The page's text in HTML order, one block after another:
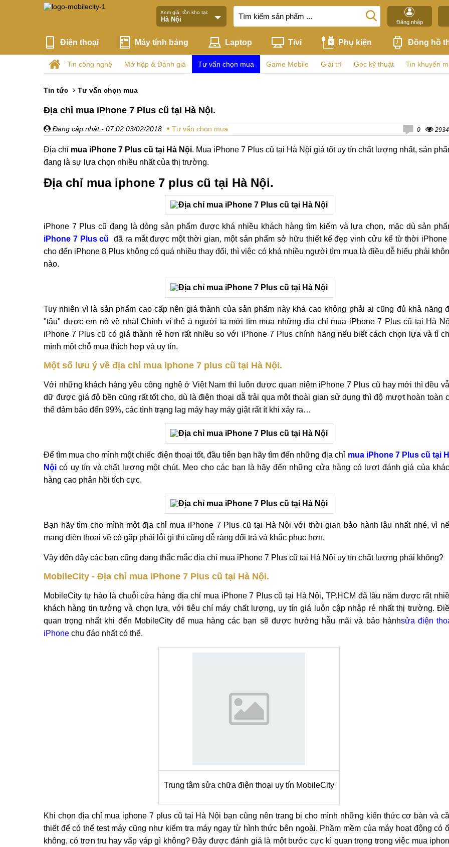
Xem giá, tồn kho tại:
Đăng nhập
Điện thoại Máy tính bảng Laptop Tivi Phụ kiện Đồng hồ
Tin công nghệ Mở hộp & Đánh giá Tư vấn chọn mua Game Mobile Giải trí Góc kỹ thuật Tin khuyến
Tin tức Tư vấn chọn mua
Địa chỉ mua iPhone 7 Plus cũ tại Hà Nội.
Đang cập nhật - 07:02 03/02/2018 Tư vấn chọn mua 0 2934
Địa chỉ mua iPhone 7 Plus cũ tại Hà Nội. Mua iPhone 7 Plus cũ tại Hà Nội giá tốt uy tín chất lượng nhất, sản
đang là sự lựa chọn nhiều nhất của thị trường.
Địa chỉ mua iphone 7 plus cũ tại Hà Nội.
iPhone 7 Plus cũ đang là dòng sản phẩm được khá nhiều khách hàng tìm kiếm và lựa chọn, mặc dù sản
iPhone 7 Plus cũ
đã ra mắt được một thời gian, một sản phẩm sở hữu thiết kế đẹp vinh cửu kể từ thời iPhone
cho đến iPhone 8 Plus không có quá nhiều thay đổi, thì việc có khá nhiều người tìm mua là điều dễ hiểu phải
nào.
Tuy nhiên vì là sản phẩm cao cấp nên giá thành của sản phẩm này khá cao không phải ai cũng đủ khả năng
"tậu" được em nó về nhà! Chính vì thế à người ta mới tìm mua những địa chỉ mua iPhone 7 Plus cũ tại Hà
iPhone 7 Plus cũ có giá thành rẻ hơn rất nhiều so với iPhone 7 Plus chính hãng nếu biết cách chọn lựa và tì
mình một chỗ mua thích hợp và uy tín.
Một số lưu ý về địa chỉ mua iphone 7 plus cũ tại Hà Nội.
Với những khách hàng yêu công nghệ ở Việt Nam thì luôn được quan niệm iPhone 7 Plus cũ hay mới thì đều
dữ được giá độ bền cũng rất tốt cho, dù là điện thoại dẫ trải qua một thoài gian sử dụng thì độ mượt hoàn toàn
thể đảm bảo đến 99%, các tình trạng lag máy hay máy giật rất ít khi xảy ra…
Để tìm mua cho mình một chiếc điện thoại tốt, đầu tiên bạn hãy tìm đến những địa chỉ mua iPhone 7 Plus cũ tại
Nội có uy tín và chất lượng một chút. Mẹo cho các bạn là hãy đến những cửa hàng có lượt đánh giá của
hàng cao phản hồi tích cực.
Bạn hãy tìm cho mình một địa chỉ mua iPhone 7 Plus cũ tại Hà Nội với thời gian bảo hành lâu nhất nhé, vì
mang điện thoại về có gặp phải lỗi gì thì cũng dễ ràng đổi trả và khắc phục hơn.
Vậy đến đây các bạn cũng đang thắc mắc địa chỉ mua iPhone 7 Plus cũ tại Hà Nội uy tín chất lượng phải không?
MobileCity - Địa chỉ mua iPhone 7 Plus cũ tại Hà Nội.
MobileCity tự hào là chuỗi cửa hàng địa chỉ mua iPhone 7 Plus cũ tại Hà Nội, TP.HCM đã lâu năm được rất
khách hàng tin tưởng và chọn lựa, với tiêu chí máy chất lượng, uy tín giá luôn cập nhập rẻ nhất thị trường.
quan trọng nhất khi đến MobileCity để mua hàng các bạn sẽ được hưởng hẫu mãi và bảo hànhsửa điện
iPhone chu đáo nhất có thể.
Trung tâm sửa chữa điện thoại uy tín MobileCity
Khi chọn địa chỉ mua iphone 7 plus cũ tại Hà Nội bạn cũng nên trang bị cho mình những kiến thức cơ bàn và
thiết để có thể test máy cũng như kiểm tra máy ngay từ hình thức bên ngoài. Phầm mềm của máy hoạt động có
không, có trơn tru hay vấp váp gì không? Đây được đánh giá là một bước cực kì quan trọng trong việc mua